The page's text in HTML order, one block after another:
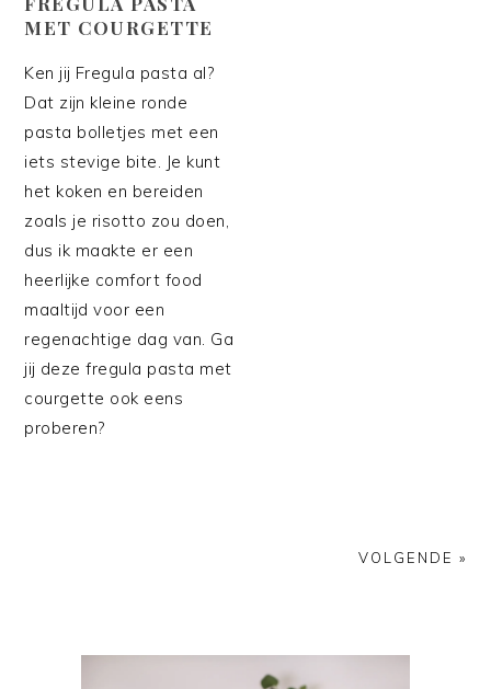
MET COURGETTE
Ken jij Fregula pasta al?
Dat zijn kleine ronde
pasta bolletjes met een
iets stevige bite. Je kunt
het koken en bereiden
zoals je risotto zou doen,
dus ik maakte er een
heerlijke comfort food
maaltijd voor een
regenachtige dag van. Ga
jij deze fregula pasta met
courgette ook eens
proberen?
VOLGENDE »